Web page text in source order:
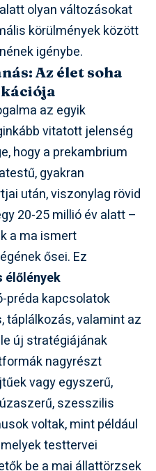
olyan változásokat
körülmények között
igénybe.
Az élet soha
az egyik
vitatott jelenség
hogy a prekambrium
gyakran
után, viszonylag rövid
20-25 millió év alatt –
a ma ismert
ősei. Ez
élőlények
préda kapcsolatok
táplálkozás, valamint az
új stratégiájának
nagyrészt
vagy egyszerű,
szesszilis
voltak, mint például
testtervei
be a mai állattörzsek